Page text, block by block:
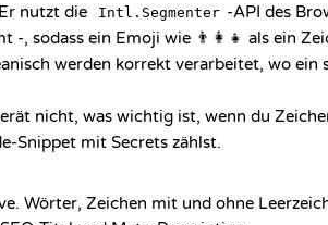
nutzt die
Intl.Segmenter -API des
-, sodass ein Emoji wie 👨‍👩‍👧 als ein
werden korrekt verarbeitet, wo ein
nicht, was wichtig ist, wenn du
Snippet mit Secrets zählst.
Wörter, Zeichen mit und ohne